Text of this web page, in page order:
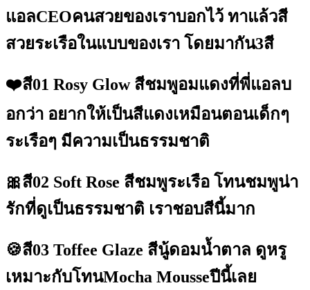
แอลCEOคนสวยของเราบอกไว้ ทาแล้วสี
สวยระเรือในแบบของเรา โดยมากัน3สี
❤️สี01 Rosy Glow สีชมพูอมแดงที่พี่แอลบ
อกว่า อยากให้เป็นสีแดงเหมือนตอนเด็กๆ
ระเรือๆ มีความเป็นธรรมชาติ
🎀สี02 Soft Rose สีชมพูระเรือ โทนชมพูน่า
รักที่ดูเป็นธรรมชาติ เราชอบสีนี้มาก
🍪สี03 Toffee Glaze สีนู้ดอมน้ำตาล ดูหรู
เหมาะกับโทนMocha Mousseปีนี้เลย